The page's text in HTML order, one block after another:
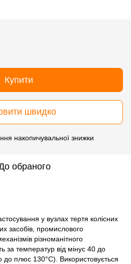
Купити
швидко
накопичувальної знижки
обраного
у вузлах тертя колісних
засобів, промислового
різноманітного
за температур від мінус 40 до
до плюс 130°С). Використовується